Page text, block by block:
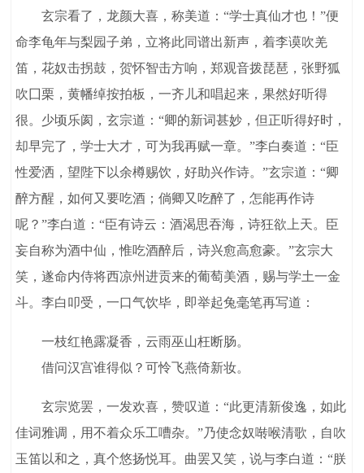
玄宗看了，龙颜大喜，称美道：“学士真仙才也！”便
命李龟年与梨园子弟，立将此同谱出新声，着李谟吹羌
笛，花奴击拐鼓，贺怀智击方响，郑观音拨琵琶，张野狐
吹囗栗，黄幡绰按拍板，一齐儿和唱起来，果然好听得
很。少顷乐阂，玄宗道：“卿的新词甚妙，但正听得好时，
却早完了，学士大才，可为我再赋一章。”李白奏道：“臣
性爱洒，望陛下以余樽赐饮，好助兴作诗。”玄宗道：“卿
醉方醒，如何又要吃酒；倘卿又吃醉了，怎能再作诗
呢？”李白道：“臣有诗云：酒渴思吞海，诗狂欲上天。臣
妄自称为酒中仙，惟吃酒醉后，诗兴愈高愈豪。”玄宗大
笑，遂命内侍将西凉州进贡来的葡萄美酒，赐与学土一金
斗。李白叩受，一口气饮毕，即举起兔毫笔再写道：
一枝红艳露凝香，云雨巫山枉断肠。
借问汉宫谁得似？可怜飞燕倚新妆。
玄宗览罢，一发欢喜，赞叹道：“此更清新俊逸，如此
佳词雅调，用不着众乐工嘈杂。”乃使念奴啭喉清歌，自吹
玉笛以和之，真个悠扬悦耳。曲罢又笑，说与李白道：“朕